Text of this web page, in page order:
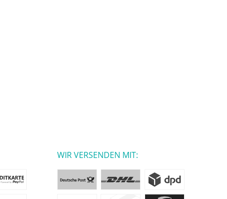
WIR VERSENDEN MIT: